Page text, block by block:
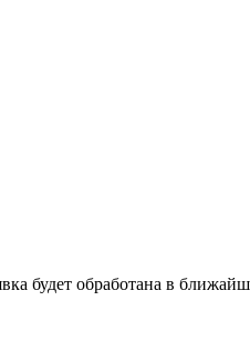
будет обработана в